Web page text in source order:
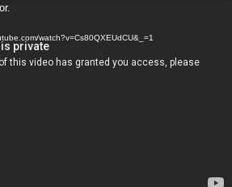
watch?v=Cs80QXEUdCU&_=1